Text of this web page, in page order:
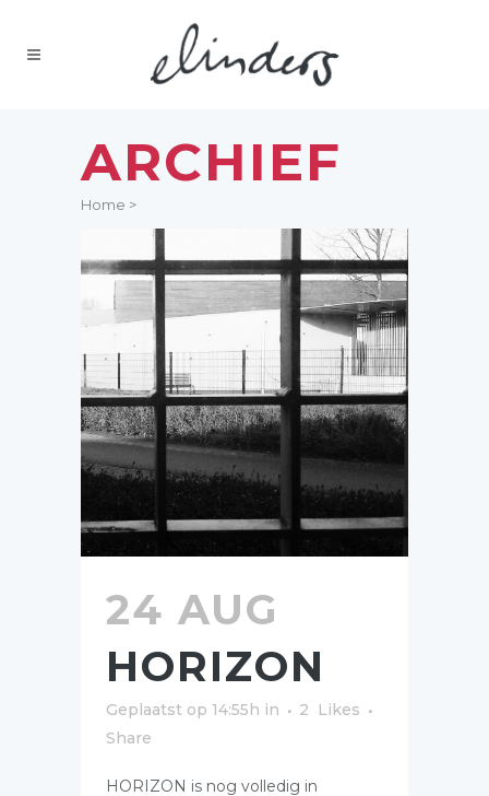
ARCHIEF
Home >
24 AUG
HORIZON
Geplaatst op 14:55h in 2
Likes
Share
HORIZON is nog volledig in